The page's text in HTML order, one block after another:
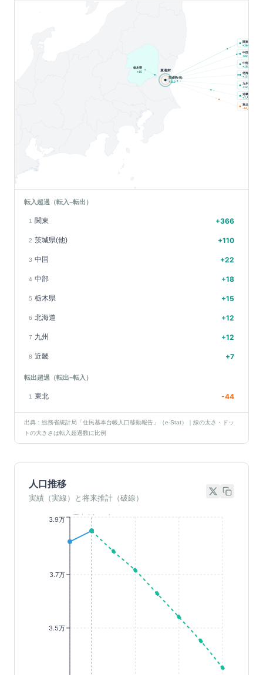
茨城県(他)
+110
栃木県
+15 東海村
関東
+366
中国
+22人
中部
+18人
北海道
+12人
九州
+12人
近畿
+7人
東北
-44人
転入超過（転入−転出）
1 関東 +366
2 茨城県(他) +110
3 中国 +22
4 中部 +18
5 栃木県 +15
6 北海道 +12
7 九州 +12
8 近畿 +7
転出超過（転出−転入）
1 東北 -44
出典：総務省統計局「住民基本台帳人口移動報告」（e-Stat）｜線の太さ・ドッ
トの大きさは転入超過数に比例
人口推移
実績（実線）と将来推計（破線）
3.5万
3.7万
3.9万